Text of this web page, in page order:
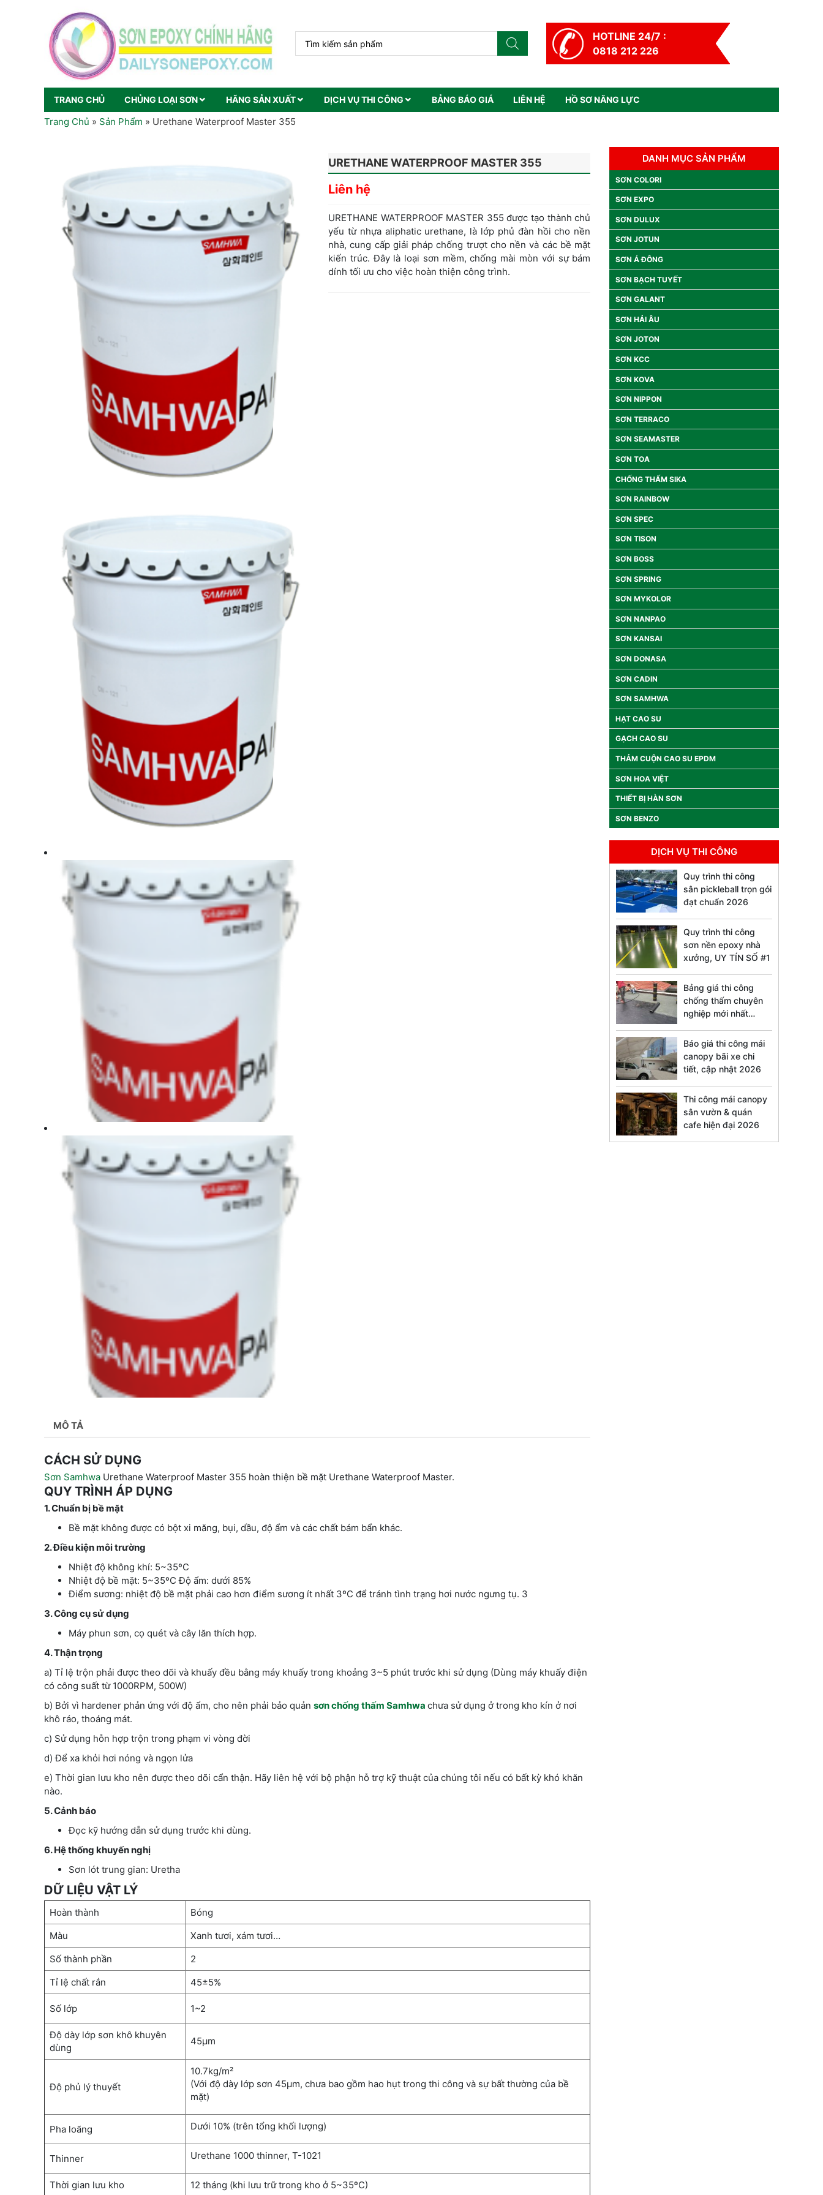
HOTLINE 24/7 :
0818 212 226
TRANG CHỦ CHỦNG LOẠI SƠN HÃNG SẢN XUẤT DỊCH VỤ THI CÔNG BẢNG BÁO GIÁ LIÊN HỆ HỒ SƠ NĂNG LỰC
Trang Chủ » Sản Phẩm » Urethane Waterproof Master 355
URETHANE WATERPROOF MASTER 355
Liên hệ
URETHANE WATERPROOF MASTER 355 được tạo thành chủ
yếu từ nhựa aliphatic urethane, là lớp phủ đàn hồi cho nền
nhà, cung cấp giải pháp chống trượt cho nền và các bề mặt
kiến trúc. Đây là loại sơn mềm, chống mài mòn với sự bám
dính tối ưu cho việc hoàn thiện công trình.
MÔ TẢ
CÁCH SỬ DỤNG
Sơn Samhwa Urethane Waterproof Master 355 hoàn thiện bề mặt Urethane Waterproof Master.
QUY TRÌNH ÁP DỤNG
1. Chuẩn bị bề mặt
Bề mặt không được có bột xi măng, bụi, dầu, độ ẩm và các chất bám bẩn khác.
2. Điều kiện môi trường
Nhiệt độ không khí: 5~35ºC
Nhiệt độ bề mặt: 5~35ºC Độ ẩm: dưới 85%
Điểm sương: nhiệt độ bề mặt phải cao hơn điểm sương ít nhất 3ºC để tránh tình trạng hơi nước ngưng tụ. 3
3. Công cụ sử dụng
Máy phun sơn, cọ quét và cây lăn thích hợp.
4. Thận trọng
a) Tỉ lệ trộn phải được theo dõi và khuấy đều bằng máy khuấy trong khoảng 3~5 phút trước khi sử dụng (Dùng máy khuấy điện
có công suất từ 1000RPM, 500W)
b) Bởi vì hardener phản ứng với độ ẩm, cho nên phải bảo quản sơn chống thấm Samhwa chưa sử dụng ở trong kho kín ở nơi
khô ráo, thoáng mát.
c) Sử dụng hỗn hợp trộn trong phạm vi vòng đời
d) Để xa khỏi hơi nóng và ngọn lửa
e) Thời gian lưu kho nên được theo dõi cẩn thận. Hãy liên hệ với bộ phận hỗ trợ kỹ thuật của chúng tôi nếu có bất kỳ khó khăn
nào.
5. Cảnh báo
Đọc kỹ hướng dẫn sử dụng trước khi dùng.
6. Hệ thống khuyến nghị
Sơn lót trung gian: Uretha
DỮ LIỆU VẬT LÝ
Hoàn thành
Bóng
Màu
Xanh tươi, xám tươi…
Số thành phần
2
Tỉ lệ chất rắn
45±5%
Số lớp 1~2
Độ dày lớp sơn khô khuyên
dùng
45µm
Độ phủ lý thuyết
10.7kg/m²
(Với độ dày lớp sơn 45µm, chưa bao gồm hao hụt trong thi công và sự bất thường của bề
mặt)
Pha loãng Dưới 10% (trên tổng khối lượng)
Thinner Urethane 1000 thinner, T-1021
Thời gian lưu kho 12 tháng (khi lưu trữ trong kho ở 5~35ºC)
DANH MỤC SẢN PHẨM
SƠN COLORI
SƠN EXPO
SƠN DULUX
SƠN JOTUN
SƠN Á ĐÔNG
SƠN BẠCH TUYẾT
SƠN GALANT
SƠN HẢI ÂU
SƠN JOTON
SƠN KCC
SƠN KOVA
SƠN NIPPON
SƠN TERRACO
SƠN SEAMASTER
SƠN TOA
CHỐNG THẤM SIKA
SƠN RAINBOW
SƠN SPEC
SƠN TISON
SƠN BOSS
SƠN SPRING
SƠN MYKOLOR
SƠN NANPAO
SƠN KANSAI
SƠN DONASA
SƠN CADIN
SƠN SAMHWA
HẠT CAO SU
GẠCH CAO SU
THẢM CUỘN CAO SU EPDM
SƠN HOA VIỆT
THIẾT BỊ HÀN SƠN
SƠN BENZO
DỊCH VỤ THI CÔNG
Quy trình thi công
sân pickleball trọn gói
đạt chuẩn 2026
Quy trình thi công
sơn nền epoxy nhà
xưởng, UY TÍN SỐ #1
Bảng giá thi công
chống thấm chuyên
nghiệp mới nhất
Báo giá thi công mái
canopy bãi xe chi
tiết, cập nhật 2026
Thi công mái canopy
sân vườn & quán
cafe hiện đại 2026